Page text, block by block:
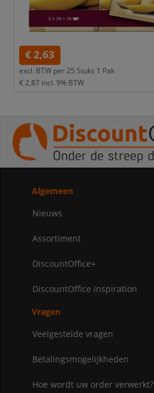
€ 2,63
excl. BTW per25 Stuks 1 Pak
€ 2,87 incl. 9% BTW
Algemeen
Nieuws
Assortiment
DiscountOffice+
DiscountOffice Inspiration
Vragen
Veelgestelde vragen
Betalingsmogelijkheden
Hoe wordt uw order verwerkt?